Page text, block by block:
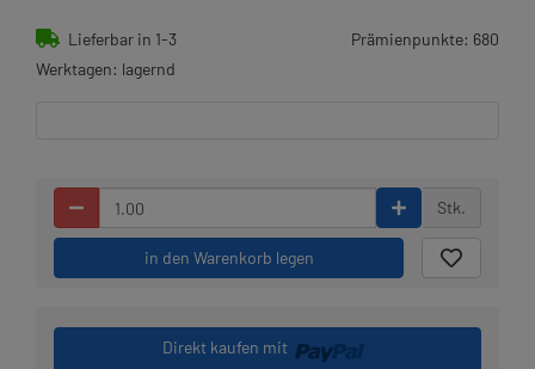
Lieferbar in 1-3
Werktagen: lagernd
Prämienpunkte: 680
Stk.
in den Warenkorb legen
Direkt kaufen mit